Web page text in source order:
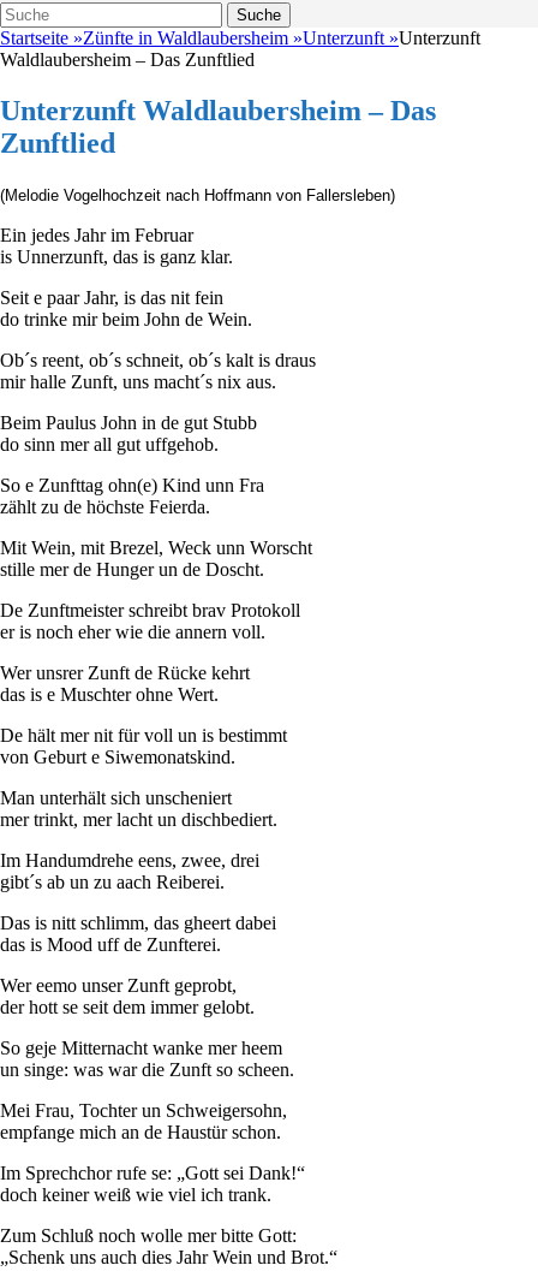
Suche
Suche
nach:
Startseite »Zünfte in Waldlaubersheim »Unterzunft »Unterzunft
Waldlaubersheim – Das Zunftlied
Unterzunft Waldlaubersheim – Das
Zunftlied
(Melodie Vogelhochzeit nach Hoffmann von Fallersleben)
Ein jedes Jahr im Februar
is Unnerzunft, das is ganz klar.
Seit e paar Jahr, is das nit fein
do trinke mir beim John de Wein.
Ob´s reent, ob´s schneit, ob´s kalt is draus
mir halle Zunft, uns macht´s nix aus.
Beim Paulus John in de gut Stubb
do sinn mer all gut uffgehob.
So e Zunfttag ohn(e) Kind unn Fra
zählt zu de höchste Feierda.
Mit Wein, mit Brezel, Weck unn Worscht
stille mer de Hunger un de Doscht.
De Zunftmeister schreibt brav Protokoll
er is noch eher wie die annern voll.
Wer unsrer Zunft de Rücke kehrt
das is e Muschter ohne Wert.
De hält mer nit für voll un is bestimmt
von Geburt e Siwemonatskind.
Man unterhält sich unscheniert
mer trinkt, mer lacht un dischbediert.
Im Handumdrehe eens, zwee, drei
gibt´s ab un zu aach Reiberei.
Das is nitt schlimm, das gheert dabei
das is Mood uff de Zunfterei.
Wer eemo unser Zunft geprobt,
der hott se seit dem immer gelobt.
So geje Mitternacht wanke mer heem
un singe: was war die Zunft so scheen.
Mei Frau, Tochter un Schweigersohn,
empfange mich an de Haustür schon.
Im Sprechchor rufe se: „Gott sei Dank!“
doch keiner weiß wie viel ich trank.
Zum Schluß noch wolle mer bitte Gott:
„Schenk uns auch dies Jahr Wein und Brot.“